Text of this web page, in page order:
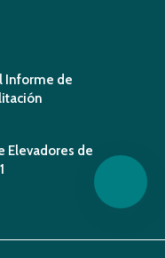
Informe de
Elevadores de